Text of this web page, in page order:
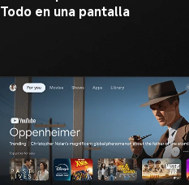
Todo en una pantalla